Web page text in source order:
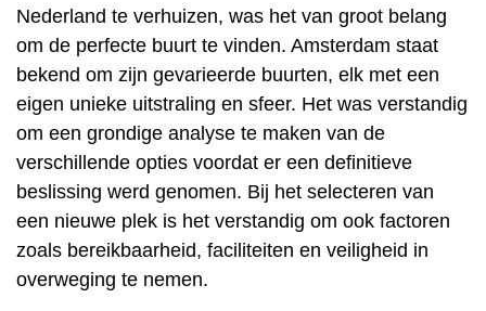
Nederland te verhuizen, was het van groot belang
om de perfecte buurt te vinden. Amsterdam staat
bekend om zijn gevarieerde buurten, elk met een
eigen unieke uitstraling en sfeer. Het was verstandig
om een grondige analyse te maken van de
verschillende opties voordat er een definitieve
beslissing werd genomen. Bij het selecteren van
een nieuwe plek is het verstandig om ook factoren
zoals bereikbaarheid, faciliteiten en veiligheid in
overweging te nemen.